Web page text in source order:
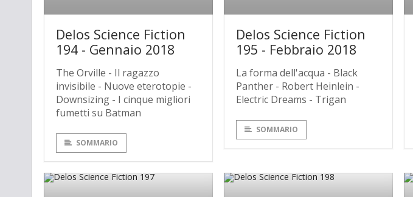
Delos Science Fiction
194 - Gennaio 2018
The Orville - Il ragazzo
invisibile - Nuove eterotopie -
Downsizing - I cinque migliori
fumetti su Batman
SOMMARIO
Delos Science Fiction
195 - Febbraio 2018
La forma dell'acqua - Black
Panther - Robert Heinlein -
Electric Dreams - Trigan
SOMMARIO